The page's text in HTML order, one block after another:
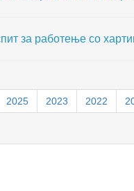
за работење со
2025 2023 2022